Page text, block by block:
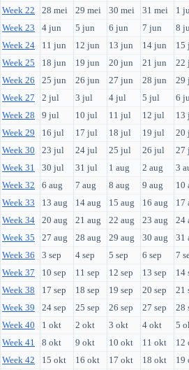
Week 22
28 mei 29 mei 30 mei 31 mei 1
Week 23
4 jun 5 jun 6 jun 7 jun 8
Week 24
11 jun 12 jun 13 jun 14 jun 15
Week 25
18 jun 19 jun 20 jun 21 jun 22
Week 26
25 jun 26 jun 27 jun 28 jun 29
Week 27
2 jul 3 jul 4 jul 5 jul 6
Week 28
9 jul 10 jul 11 jul 12 jul 13
Week 29
16 jul 17 jul 18 jul 19 jul 20
Week 30
23 jul 24 jul 25 jul 26 jul 27
Week 31
30 jul 31 jul 1 aug 2 aug 3
Week 32
6 aug 7 aug 8 aug 9 aug 10
Week 33
13 aug 14 aug 15 aug 16 aug 17
Week 34
20 aug 21 aug 22 aug 23 aug 24
Week 35
27 aug 28 aug 29 aug 30 aug 31
Week 36
3 sep 4 sep 5 sep 6 sep 7
Week 37
10 sep 11 sep 12 sep 13 sep 14
Week 38
17 sep 18 sep 19 sep 20 sep 21
Week 39
24 sep 25 sep 26 sep 27 sep 28
Week 40
1 okt 2 okt 3 okt 4 okt 5
Week 41
8 okt 9 okt 10 okt 11 okt 12
Week 42
15 okt 16 okt 17 okt 18 okt 19